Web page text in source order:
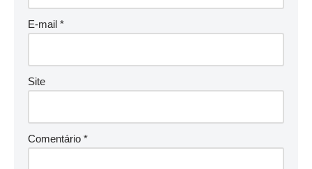
E-mail *
Site
Comentário *